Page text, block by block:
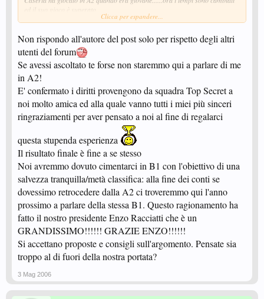
ed il suo gioco è superato.
Amici miei questa è tutta la verità.
nascondere.
E poi da dove ti nasce tutta sta simpatia e sta amicizia per Santoro......
scorretto lui come tutta la sua squadra..vuole vincere per forza e purtroppo
per lui loro non saranno mai i più forti! Mi spiace, ma è così!!!
Casalbordino in A2 , ma dove si presentano
.
I diritti li hanno presi da una squadra del Girone B di A2 di altra
regione.....come avranno fatto poi chissà???
Clicca per espandere...
Non rispondo all'autore del post solo per rispetto degli altri
utenti del forum
Se avessi ascoltato te forse non staremmo qui a parlare di me
in A2!
E' confermato i diritti provengono da squadra Top Secret a
noi molto amica ed alla quale vanno tutti i miei più sinceri
ringraziamenti per aver pensato a noi al fine di regalarci
questa stupenda esperienza
Il risultato finale è fine a se stesso
Noi avremmo dovuto cimentarci in B1 con l'obiettivo di una
salvezza tranquilla/metà classifica: alla fine dei conti se
dovessimo retrocedere dalla A2 ci troveremmo qui l'anno
prossimo a parlare della stessa B1. Questo ragionamento ha
fatto il nostro presidente Enzo Racciatti che è un
GRANDISSIMO!!!!!! GRAZIE ENZO!!!!!!
Si accettano proposte e consigli sull'argomento. Pensate sia
troppo al di fuori della nostra portata?
3 Mag 2006